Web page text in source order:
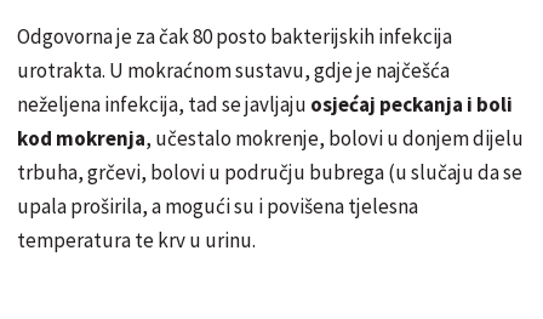
Odgovorna je za čak 80 posto bakterijskih infekcija
urotrakta. U mokraćnom sustavu, gdje je najčešća
neželjena infekcija, tad se javljaju osjećaj peckanja i boli
kod mokrenja, učestalo mokrenje, bolovi u donjem dijelu
trbuha, grčevi, bolovi u području bubrega (u slučaju da se
upala proširila, a mogući su i povišena tjelesna
temperatura te krv u urinu.